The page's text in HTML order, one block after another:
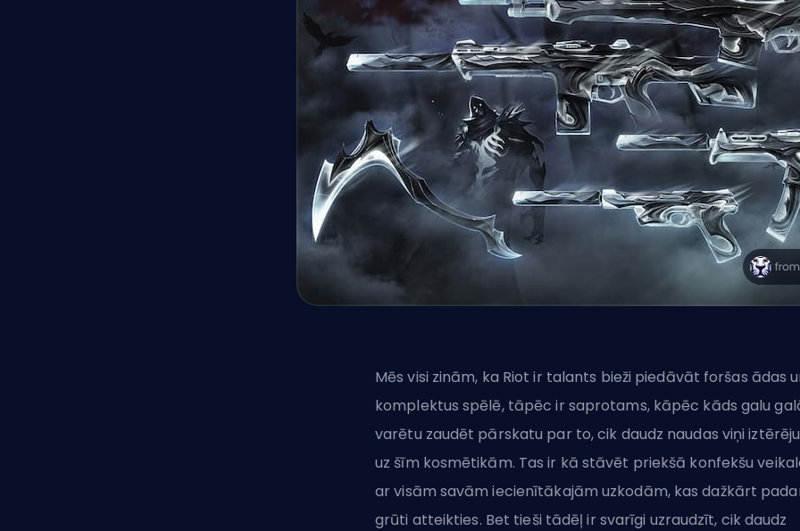
Mēs visi zinām, ka Riot ir talants bieži piedāvāt foršas ādas
komplektus spēlē, tāpēc ir saprotams, kāpēc kāds galu
varētu zaudēt pārskatu par to, cik daudz naudas viņi
uz šīm kosmētikām. Tas ir kā stāvēt priekšā konfekšu
ar visām savām iecienītākajām uzkodām, kas dažkārt
grūti atteikties. Bet tieši tādēļ ir svarīgi uzraudzīt, cik daudz